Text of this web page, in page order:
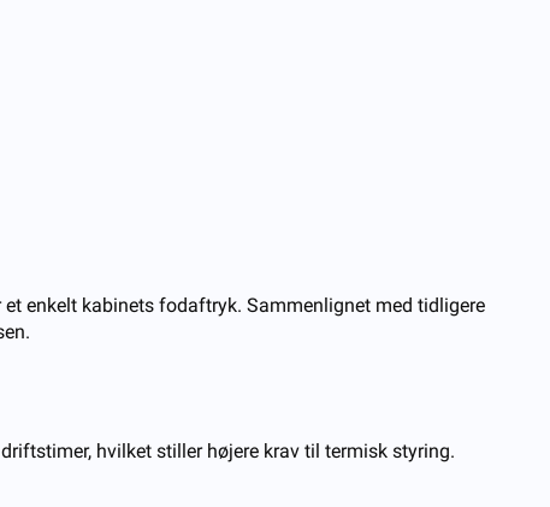
enkelt kabinets fodaftryk. Sammenlignet med tidligere
hvilket stiller højere krav til termisk styring.